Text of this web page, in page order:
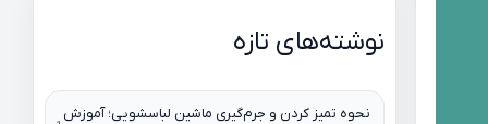
نوشته‌های تازه
نحوه تمیز کردن و جرم‌گیری ماشین لباسشویی؛ آموزش